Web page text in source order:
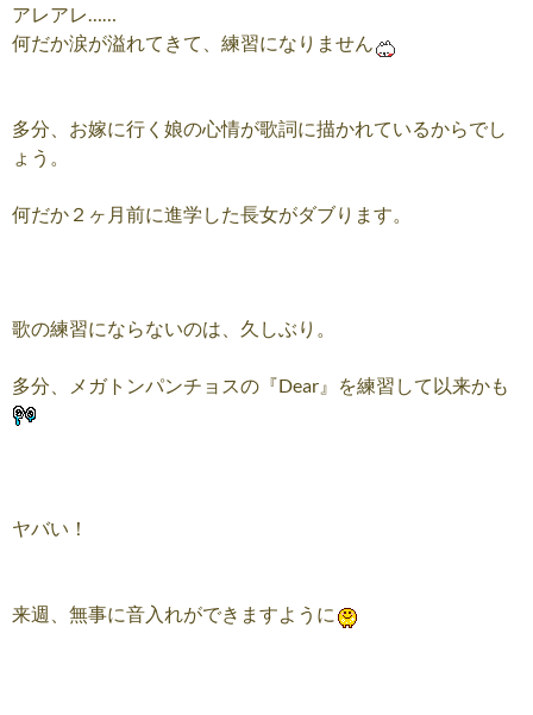
アレアレ……
何だか涙が溢れてきて、練習になりません
多分、お嫁に行く娘の心情が歌詞に描かれているからでし
ょう。
何だか２ヶ月前に進学した長女がダブります。
歌の練習にならないのは、久しぶり。
多分、メガトンパンチョスの『Dear』を練習して以来かも
ヤバい！
来週、無事に音入れができますように